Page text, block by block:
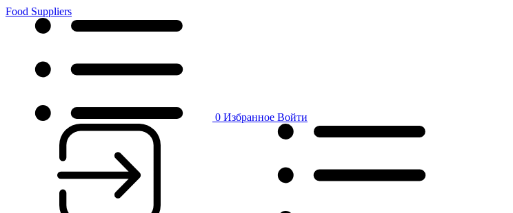
Food Suppliers
0 Избранное Войти